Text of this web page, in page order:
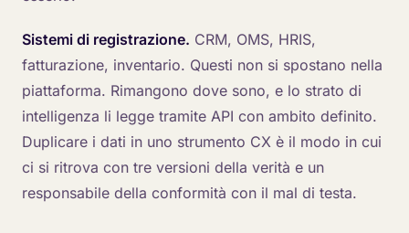
Sistemi di registrazione. CRM, OMS, HRIS,
fatturazione, inventario. Questi non si spostano nella
piattaforma. Rimangono dove sono, e lo strato di
intelligenza li legge tramite API con ambito definito.
Duplicare i dati in uno strumento CX è il modo in cui
ci si ritrova con tre versioni della verità e un
responsabile della conformità con il mal di testa.